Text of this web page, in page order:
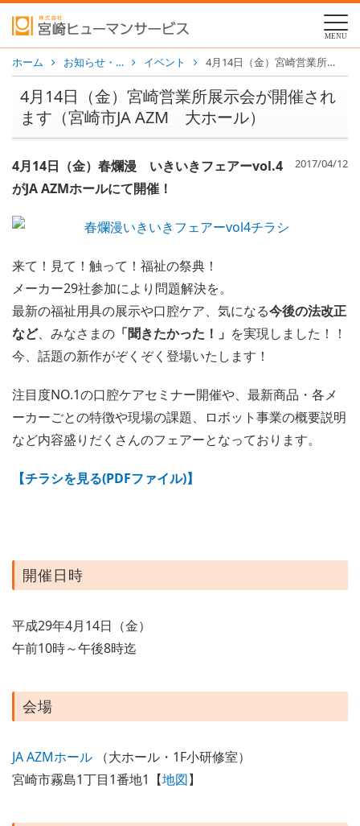
MENU
ホーム お知らせ・… イベント 4月14日（金）宮崎営業所展示会が開催されます（宮崎市JA AZM 大ホール）
4月14日（金）宮崎営業所展示会が開催され
ます（宮崎市JA AZM 大ホール）
2017/04/12
4月14日（金）春爛漫 いきいきフェアーvol.4
がJA AZMホールにて開催！
来て！見て！触って！福祉の祭典！
メーカー29社参加により問題解決を。
最新の福祉用具の展示や口腔ケア、気になる今後の法改正
など、みなさまの 「聞きたかった！」 を実現しました！！
今、話題の新作がぞくぞく登場いたします！
注目度NO.1の口腔ケアセミナー開催や、最新商品・各メ
ーカーごとの特徴や現場の課題、ロボット事業の概要説明
など内容盛りだくさんのフェアーとなっております。
【チラシを見る(PDFファイル)】
開催日時
平成29年4月14日（金）
午前10時～午後8時迄
会場
JA AZMホール （大ホール・1F小研修室）
宮崎市霧島1丁目1番地1【地図】